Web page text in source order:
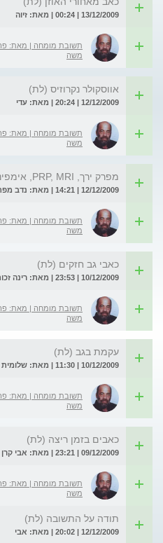
13/12/2009 | 00:24 | מאת: זיוה
תשובת מומחה | מאת:
משה
אווסקולר נקרוזיס (לת)
12/12/2009 | 20:24 | מאת: עדי
תשובת מומחה | מאת:
משה
מפרק ירך, PRP, MRI, אימפינג'מנט (לת)
12/12/2009 | 14:21 | מאת: נדב מפתח תקווה
תשובת מומחה | מאת:
משה
כאבי גב חזקים (לת)
10/12/2009 | 23:53 | מאת: רינה זכות
תשובת מומחה | מאת:
משה
עקמת בגב (לת)
10/12/2009 | 11:30 | מאת: שלומית
תשובת מומחה | מאת:
משה
כאבים בזמן ריצה (לת)
09/12/2009 | 23:21 | מאת: אבי קרן
תשובת מומחה | מאת:
משה
תודה על התשובה (לת)
12/12/2009 | 20:02 | מאת: אבי